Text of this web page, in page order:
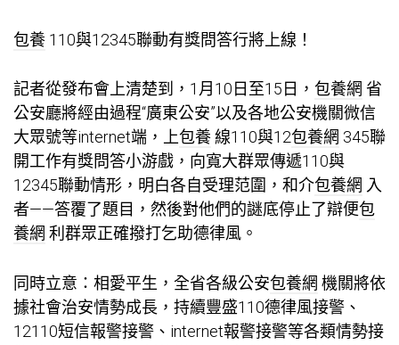
包養 110與12345聯動有獎問答行將上線！
記者從發布會上清楚到，1月10日至15日， 包養網 省
公安廳將經由過程“廣東公安”以及各地公安機關微信
大眾號等internet端，上包養線110與12包養網 345聯
開工作有獎問答小游戲，向寬大群眾傳遞110與
12345聯動情形，明白各自受理范圍，和介包養網 入
者——答覆了題目，然後對他們的謎底停止了辯便包
養網 利群眾正確撥打乞助德律風。
同時立意：相愛平生，全省各級公安包養網 機關將依
據社會治安情勢成長，持續豐盛110德律風接警、
12110短信報警接警、internet報警接警等各類情勢接